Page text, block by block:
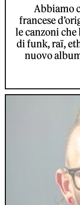
Abbiamo
francese
le canzoni
di funk, raï,
nuovo